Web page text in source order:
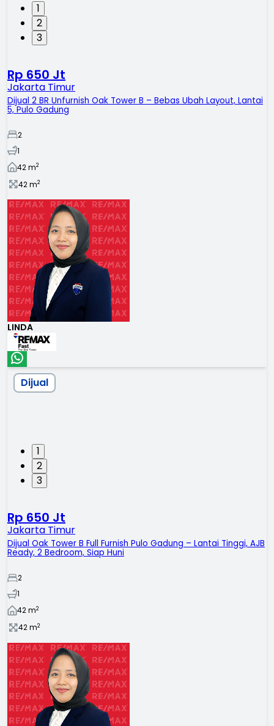
1
2
3
Rp 650 Jt
Jakarta Timur
Dijual 2 BR Unfurnish Oak Tower B – Bebas Ubah Layout, Lantai
5, Pulo Gadung
2
1
42m2
42m2
LINDA
1
2
3
Dijual
Rp 650 Jt
Jakarta Timur
Dijual Oak Tower B Full Furnish Pulo Gadung – Lantai Tinggi, AJB
Ready, 2 Bedroom, Siap Huni
2
1
42m2
42m2